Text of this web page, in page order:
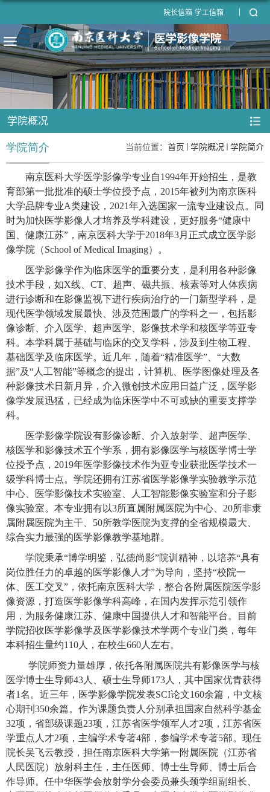
院长信箱 学工信箱
学院概况
当前位置： 首页 学院概况 学院简介
学院简介
南京医科大学医学影像学专业自1994年开始招生，是教
育部第一批批准的硕士学位授予点，2015年被列为南京医科
大学品牌专业A类建设，2021年入选国家一流专业建设点。同
时为加快医学影像人才培养及学科建设，更好服务“健康中
国、健康江苏”，南京医科大学于2018年3月正式成立医学影
像学院（School of Medical Imaging）。
医学影像学作为临床医学的重要分支，是利用各种影像
技术手段，如X线、CT、超声、磁共振、核素等对人体疾病
进行诊断和在影像监视下进行疾病治疗的一门新型学科，是
现代医学领域发展最快、涉及范围最广的学科之一，包括影
像诊断、介入医学、超声医学、影像技术学和核医学等亚专
科。本学科属于基础与临床的交叉学科，涉及到生物工程、
基础医学及临床医学。近几年，随着“精准医学”、“大数
据”及“人工智能”等概念的提出，计算机、医学图像处理及各
种影像技术日新月异，介入微创技术应用日益广泛，医学影
像学发展迅猛，已经成为临床医学中不可或缺的重要支撑学
科。
医学影像学院设有影像诊断、介入放射学、超声医学、
核医学和影像技术五个学系，拥有影像医学与核医学博士学
位授予点， 2019年医学影像技术作为亚专业获批医学技术一
级学科博士点。学院还拥有江苏省医学影像学实验教学示范
中心、医学影像技术实验室、人工智能影像实验室和分子影
像实验室。本专业拥有以3所直属附属医院为中心、20所非隶
属附属医院为主干、50所教学医院为支撑的全省规模最大、
综合实力最强的医学影像教学基地群。
学院秉承“博学明鉴，弘德尚影”院训精神，以培养“具有
岗位胜任力的卓越的医学影像人才”为导向，坚持“校院一
体、医工交叉”，依托南京医科大学，整合各附属医院医学影
像资源，打造医学影像学科高峰，在国内发挥示范引领作
用，为服务健康江苏、健康中国提供人才和智能平台。目前
学院招收医学影像学及医学影像技术学两个专业门类，每年
本科招生量约110人，在校生660人左右。
学院师资力量雄厚，依托各附属医院共有影像医学与核
医学博士生导师43 人、硕士生导师1 73 人，其中国家优青获得
者1名。近三年，医学影像学院发表SCI论文160余篇，中文核
心期刊350余篇。作为课题负责人分别承担国家自然科学基金
32项，省部级课题23项，江苏省医学领军人才2项，江苏省医
学重点人才2项，主编学术专著4部，参编学术专著5部。现任
院长吴飞云教授，担任南京医科大学第一附属医院（江苏省
人民医院）放射科主任，主任医师、博士生导师、博士后合
作导师。任中华医学会放射学分会委员兼头颈学组副组长、